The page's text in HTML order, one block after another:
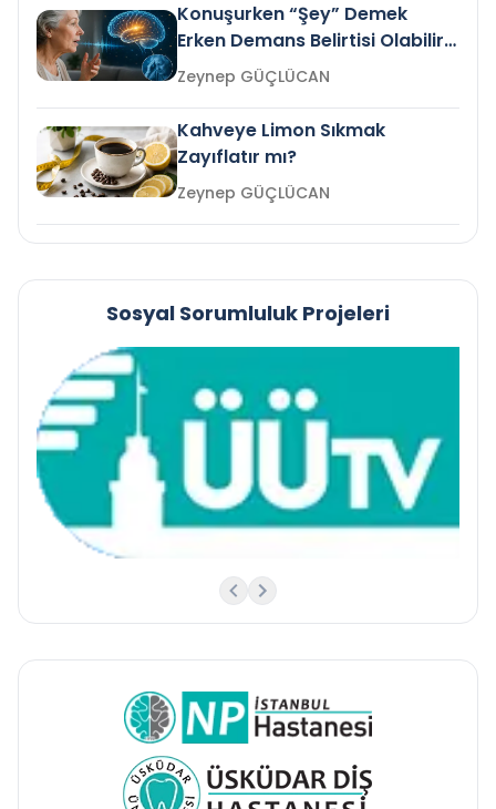
Konuşurken “Şey” Demek
Erken Demans Belirtisi Olabilir
mi?
Zeynep GÜÇLÜCAN
Kahveye Limon Sıkmak
Zayıflatır mı?
Zeynep GÜÇLÜCAN
Sosyal Sorumluluk Projeleri